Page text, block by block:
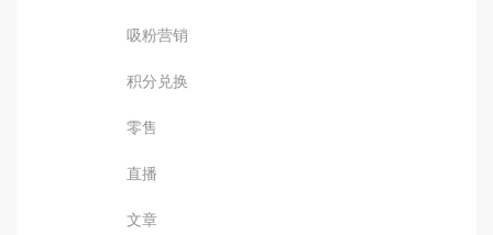
吸粉营销
积分兑换
零售
直播
文章